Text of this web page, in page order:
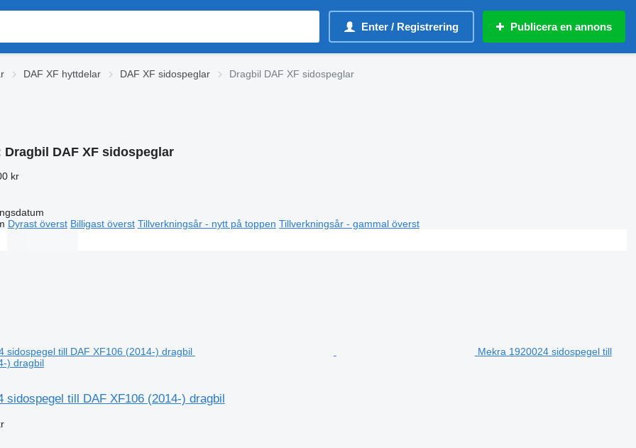
Enter / Registrering Publicera en annons
DAF XF hyttdelar DAF XF sidospeglar Dragbil DAF XF sidospeglar
Dragbil DAF XF sidospeglar
kr
Dyrast överst Billigast överst Tillverkningsår - nytt på toppen Tillverkningsår - gammal överst
Mekra 1920024 sidospegel till
) dragbil
sidospegel till DAF XF106 (2014-) dragbil